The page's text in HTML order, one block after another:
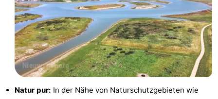
Sportangeln
Haifischzähne
Seehunden
Essen
und
trinken
Veranstaltungen
Praktisch
Natur pur: In der Nähe von Naturschutzgebieten wie